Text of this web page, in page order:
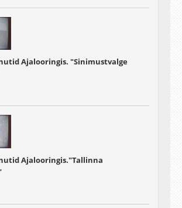
Ajalooringis. "Sinimustvalge
Ajalooringis."Tallinna